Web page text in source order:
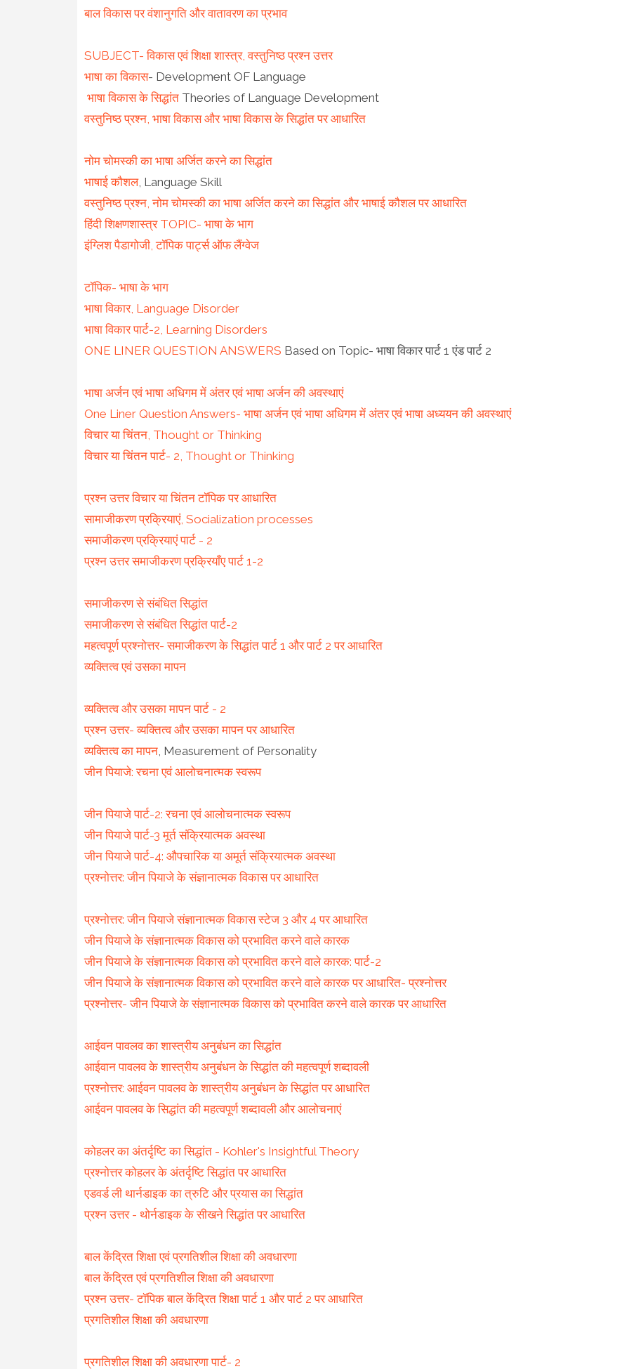
बाल विकास पर वंशानुगति और वातावरण का प्रभाव
SUBJECT- विकास एवं शिक्षा शास्त्र, वस्तुनिष्ठ प्रश्न उत्तर
भाषा का विकास- Development OF Language
भाषा विकास के सिद्धांतTheories of Language Development
वस्तुनिष्ठ प्रश्न, भाषा विकास और भाषा विकास के सिद्धांत पर आधारित
नोम चोमस्की का भाषा अर्जित करने का सिद्धांत
भाषाई कौशल, Language Skill
वस्तुनिष्ठ प्रश्न, नोम चोमस्की का भाषा अर्जित करने का सिद्धांत और भाषाई कौशल पर आधारित
हिंदी शिक्षणशास्त्र TOPIC- भाषा के भाग
इंग्लिश पैडागोजी, टॉपिक पार्ट्स ऑफ लैंग्वेज
टॉपिक- भाषा के भाग
भाषा विकार, Language Disorder
भाषा विकार पार्ट-2, Learning Disorders
ONE LINER QUESTION ANSWERS Based on Topic- भाषा विकार पार्ट 1 एंड पार्ट 2
भाषा अर्जन एवं भाषा अधिगम में अंतर एवं भाषा अर्जन की अवस्थाएं
One Liner Question Answers- भाषा अर्जन एवं भाषा अधिगम में अंतर एवं भाषा अध्ययन की अवस्थाएं
विचार या चिंतन, Thought or Thinking
विचार या चिंतन पार्ट- 2, Thought or Thinking
प्रश्न उत्तर विचार या चिंतन टॉपिक पर आधारित
सामाजीकरण प्रक्रियाएं, Socialization processes
समाजीकरण प्रक्रियाएं पार्ट - 2
प्रश्न उत्तर समाजीकरण प्रक्रियाँए पार्ट 1-2
समाजीकरण से संबंधित सिद्धांत
समाजीकरण से संबंधित सिद्धांत पार्ट-2
महत्वपूर्ण प्रश्नोत्तर- समाजीकरण के सिद्धांत पार्ट 1 और पार्ट 2 पर आधारित
व्यक्तित्व एवं उसका मापन
व्यक्तित्व और उसका मापन पार्ट - 2
प्रश्न उत्तर- व्यक्तित्व और उसका मापन पर आधारित
व्यक्तित्व का मापन, Measurement of Personality
जीन पियाजे: रचना एवं आलोचनात्मक स्वरूप
जीन पियाजे पार्ट-2: रचना एवं आलोचनात्मक स्वरूप
जीन पियाजे पार्ट-3 मूर्त संक्रियात्मक अवस्था
जीन पियाजे पार्ट-4: औपचारिक या अमूर्त संक्रियात्मक अवस्था
प्रश्नोत्तर: जीन पियाजे के संज्ञानात्मक विकास पर आधारित
प्रश्नोत्तर: जीन पियाजे संज्ञानात्मक विकास स्टेज 3 और 4 पर आधारित
जीन पियाजे के संज्ञानात्मक विकास को प्रभावित करने वाले कारक
जीन पियाजे के संज्ञानात्मक विकास को प्रभावित करने वाले कारक: पार्ट-2
जीन पियाजे के संज्ञानात्मक विकास को प्रभावित करने वाले कारक पर आधारित- प्रश्नोत्तर
प्रश्नोत्तर- जीन पियाजे के संज्ञानात्मक विकास को प्रभावित करने वाले कारक पर आधारित
आईवन पावलव का शास्त्रीय अनुबंधन का सिद्धांत
आईवान पावलव के शास्त्रीय अनुबंधन के सिद्धांत की महत्वपूर्ण शब्दावली
प्रश्नोत्तर: आईवन पावलव के शास्त्रीय अनुबंधन के सिद्धांत पर आधारित
आईवन पावलव के सिद्धांत की महत्वपूर्ण शब्दावली और आलोचनाएं
कोहलर का अंतर्दृष्टि का सिद्धांत - Kohler's Insightful Theory
प्रश्नोत्तर कोहलर के अंतर्दृष्टि सिद्धांत पर आधारित
एडवर्ड ली थार्नडाइक का त्रुटि और प्रयास का सिद्धांत
प्रश्न उत्तर - थोर्नडाइक के सीखने सिद्धांत पर आधारित
बाल केंद्रित शिक्षा एवं प्रगतिशील शिक्षा की अवधारणा
बाल केंद्रित एवं प्रगतिशील शिक्षा की अवधारणा
प्रश्न उत्तर- टॉपिक बाल केंद्रित शिक्षा पार्ट 1 और पार्ट 2 पर आधारित
प्रगतिशील शिक्षा की अवधारणा
प्रगतिशील शिक्षा की अवधारणा पार्ट- 2